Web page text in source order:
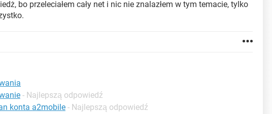
bo przeleciałem cały net i nic nie znalazłem w tym temacie, tylko
- Najlepszą odpowiedź
konta a2mobile - Najlepszą odpowiedź